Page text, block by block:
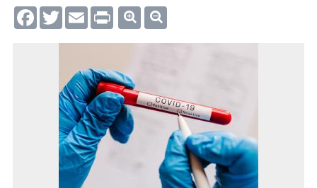
FacebookTwitterEmail Print